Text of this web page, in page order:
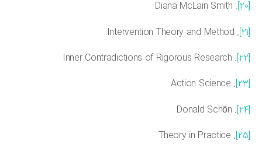
. Diana McLain Smith
. Inner Contradictions of Rigorous Research
. Action Science
. Donald Schön
. Theory in Practice